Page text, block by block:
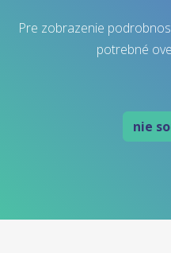
Pre zobrazenie
potrebné
nie